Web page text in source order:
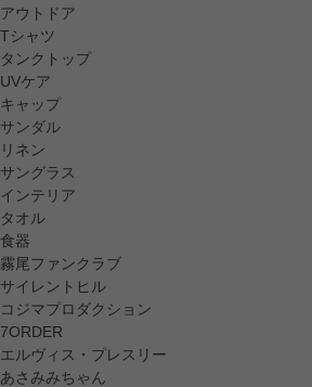
アウトドア
Tシャツ
タンクトップ
UVケア
キャップ
サンダル
リネン
サングラス
インテリア
タオル
食器
霧尾ファンクラブ
サイレントヒル
コジマプロダクション
7ORDER
エルヴィス・プレスリー
あさみみちゃん